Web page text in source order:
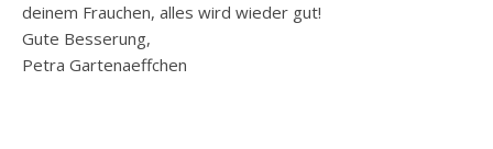
deinem Frauchen, alles wird wieder gut!
Gute Besserung,
Petra Gartenaeffchen